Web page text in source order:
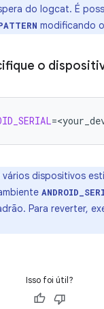
do logcat. É
modificando
o
=
vários dispositivos
Para reverter,
Isso foi útil?